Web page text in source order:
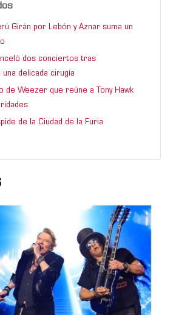
Girán por Lebón y Aznar suma un
dos conciertos tras
delicada cirugía
de Weezer que reúne a Tony Hawk
de la Ciudad de la Furia